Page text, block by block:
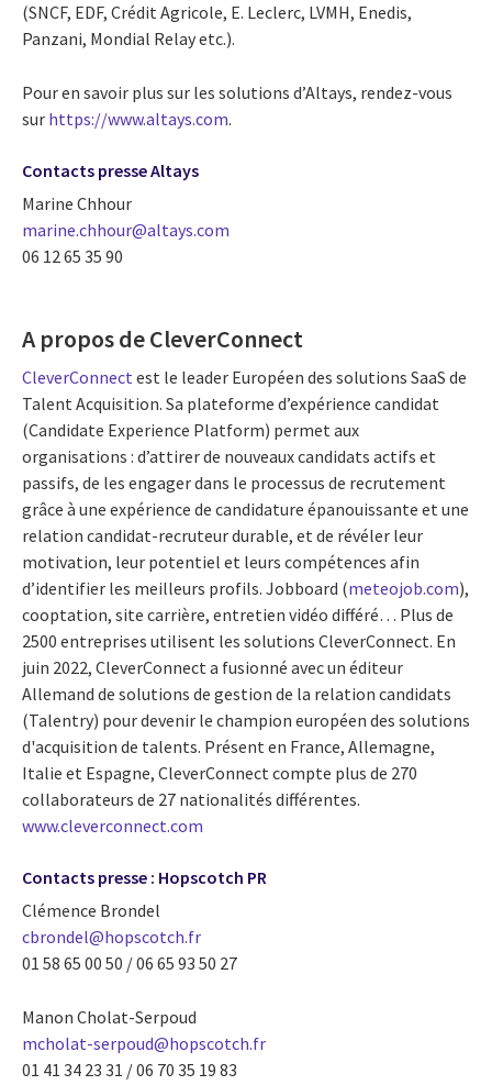
(SNCF, EDF, Crédit Agricole, E. Leclerc, LVMH, Enedis,
Panzani, Mondial Relay etc.).
Pour en savoir plus sur les solutions d’Altays, rendez-vous
sur https://www.altays.com.
Contacts presse Altays
Marine Chhour
marine.chhour@altays.com
06 12 65 35 90
A propos de CleverConnect
CleverConnect est le leader Européen des solutions SaaS de
Talent Acquisition. Sa plateforme d’expérience candidat
(Candidate Experience Platform) permet aux
organisations : d’attirer de nouveaux candidats actifs et
passifs, de les engager dans le processus de recrutement
grâce à une expérience de candidature épanouissante et une
relation candidat-recruteur durable, et de révéler leur
motivation, leur potentiel et leurs compétences afin
d’identifier les meilleurs profils. Jobboard (meteojob.com),
cooptation, site carrière, entretien vidéo différé… Plus de
2500 entreprises utilisent les solutions CleverConnect. En
juin 2022, CleverConnect a fusionné avec un éditeur
Allemand de solutions de gestion de la relation candidats
(Talentry) pour devenir le champion européen des solutions
d'acquisition de talents. Présent en France, Allemagne,
Italie et Espagne, CleverConnect compte plus de 270
collaborateurs de 27 nationalités différentes.
www.cleverconnect.com
Contacts presse : Hopscotch PR
Clémence Brondel
cbrondel@hopscotch.fr
01 58 65 00 50 / 06 65 93 50 27
Manon Cholat-Serpoud
mcholat-serpoud@hopscotch.fr
01 41 34 23 31 / 06 70 35 19 83